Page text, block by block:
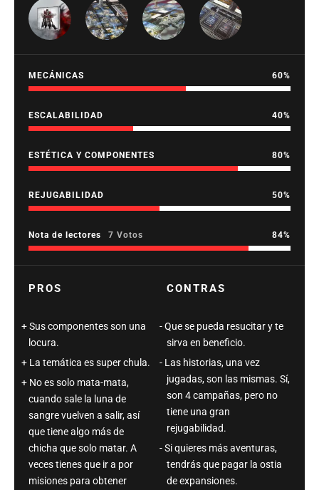
MECÁNICAS 60
ESCALABILIDAD 40
ESTÉTICA Y COMPONENTES 80
REJUGABILIDAD 50
Nota de lectores 7 Votos 84
PROS
Sus componentes son una
locura.
La temática es super chula.
No es solo mata-mata,
cuando sale la luna de
sangre vuelven a salir, así
que tiene algo más de
chicha que solo matar. A
veces tienes que ir a por
misiones para obtener
CONTRAS
Que se pueda resucitar y te
sirva en beneficio.
Las historias, una vez
jugadas, son las mismas. Sí,
son 4 campañas, pero no
tiene una gran
rejugabilidad.
Si quieres más aventuras,
tendrás que pagar la ostia
de expansiones.